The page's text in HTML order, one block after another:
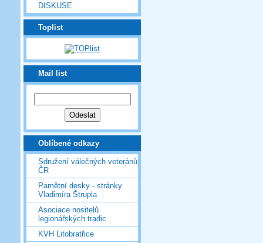
DISKUSE
Toplist
Mail list
Oblíbené odkazy
Sdružení válečných veteránů
ČR
Pamětní desky - stránky
Vladimíra Štrupla
Asociace nositelů
legionářských tradic
KVH Litobratřice